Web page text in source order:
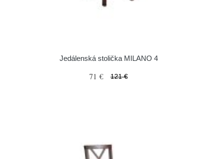
Jedálenská stolička MILANO 4
71 € 121 €